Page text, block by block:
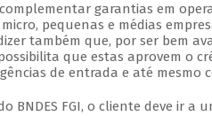
garantias em
pequenas e médias
também que, por ser bem
que estas aprovem o
de entrada e até mesmo
FGI, o cliente deve ir a